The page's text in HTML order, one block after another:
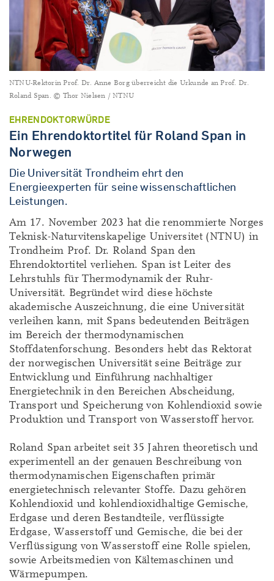
NTNU-Rektorin Prof. Dr. Anne Borg überreicht die Urkunde an Prof. Dr.
Roland Span. © Thor Nielsen / NTNU
EHRENDOKTORWÜRDE
Ein Ehrendoktortitel für Roland Span in
Norwegen
Die Universität Trondheim ehrt den
Energieexperten für seine wissenschaftlichen
Leistungen.
Am 17. November 2023 hat die renommierte Norges
Teknisk-Naturvitenskapelige Universitet (NTNU) in
Trondheim Prof. Dr. Roland Span den
Ehrendoktortitel verliehen. Span ist Leiter des
Lehrstuhls für Thermodynamik der Ruhr-
Universität. Begründet wird diese höchste
akademische Auszeichnung, die eine Universität
verleihen kann, mit Spans bedeutenden Beiträgen
im Bereich der thermodynamischen
Stoffdatenforschung. Besonders hebt das Rektorat
der norwegischen Universität seine Beiträge zur
Entwicklung und Einführung nachhaltiger
Energietechnik in den Bereichen Abscheidung,
Transport und Speicherung von Kohlendioxid sowie
Produktion und Transport von Wasserstoff hervor.
Roland Span arbeitet seit 35 Jahren theoretisch und
experimentell an der genauen Beschreibung von
thermodynamischen Eigenschaften primär
energietechnisch relevanter Stoffe. Dazu gehören
Kohlendioxid und kohlendioxidhaltige Gemische,
Erdgase und deren Bestandteile, verflüssigte
Erdgase, Wasserstoff und Gemische, die bei der
Verflüssigung von Wasserstoff eine Rolle spielen,
sowie Arbeitsmedien von Kältemaschinen und
Wärmepumpen.